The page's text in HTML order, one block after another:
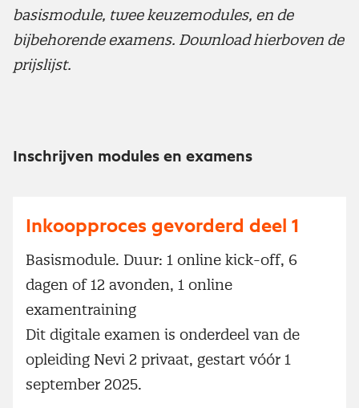
basismodule, twee keuzemodules, en de
bijbehorende examens. Download hierboven de
prijslijst.
Inschrijven modules en examens
Inkoopproces gevorderd deel 1
Basismodule. Duur: 1 online kick-off, 6
dagen of 12 avonden, 1 online
examentraining
Dit digitale examen is onderdeel van de
opleiding Nevi 2 privaat, gestart vóór 1
september 2025.